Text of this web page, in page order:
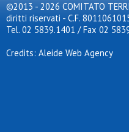
©2013 - 2026 COMITATO
diritti riservati - C.F.
Tel. 02 5839.1401 / Fax 02
Credits: Aleide Web Agency